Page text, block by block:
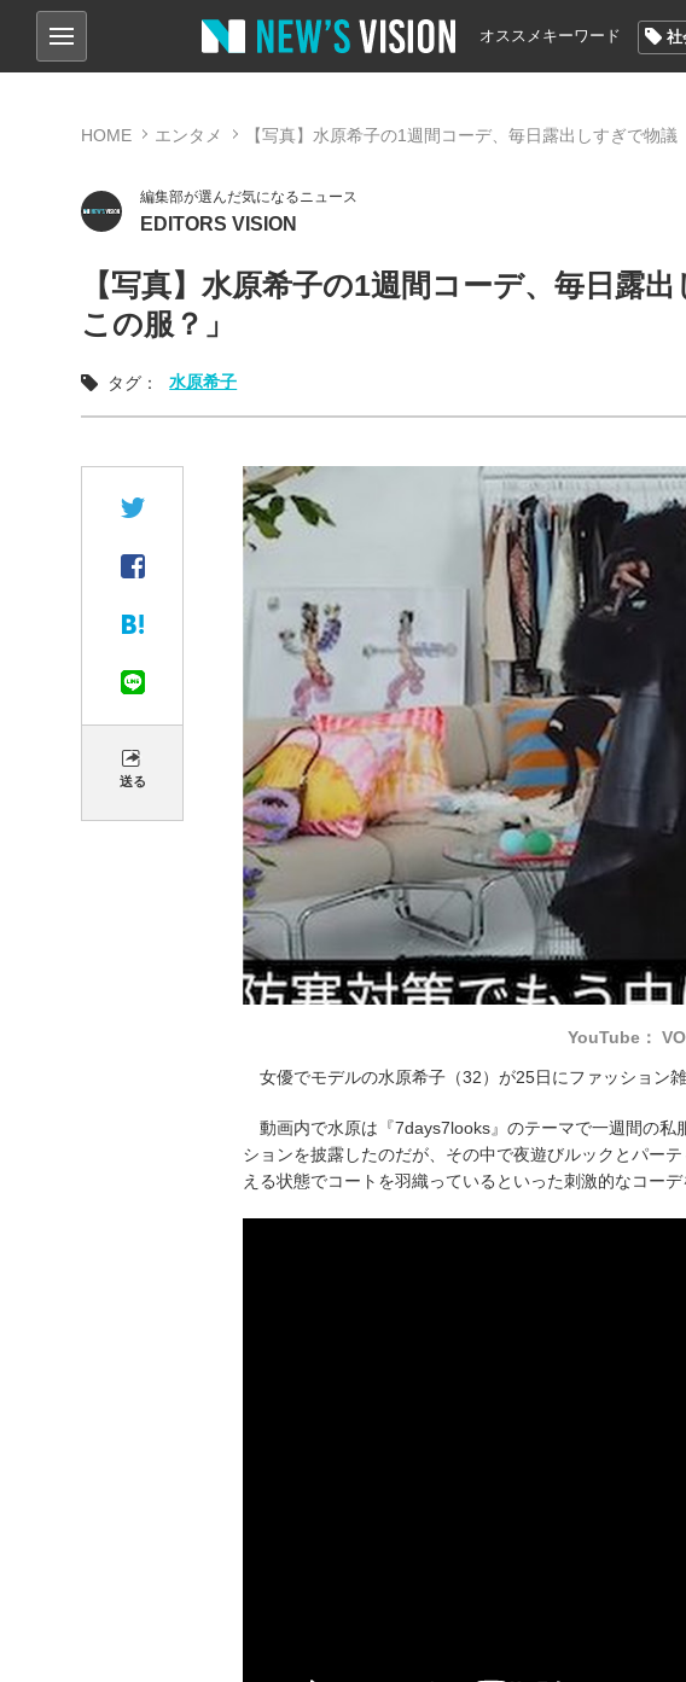
オススメキーワード 社
HOME エンタメ 【写真】水原希子の1週間コーデ、毎日露出しすぎで物議
編集部が選んだ気になるニュース
EDITORS VISION
【写真】水原希子の1週間コーデ、毎日露
この服？」
タグ： 水原希子
送る
YouTube：
女優でモデルの水原希子（32）が25日にファッション
動画内で水原は『7days7looks』のテーマで一週間の
ションを披露したのだが、その中で夜遊びルックとパー
える状態でコートを羽織っているといった刺激的なコーデ